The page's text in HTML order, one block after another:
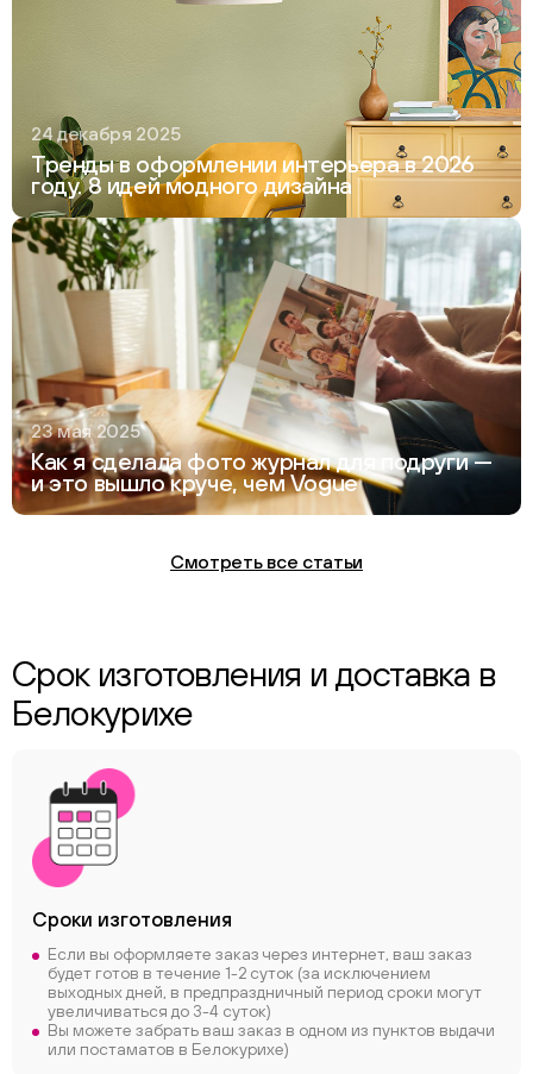
24 декабря 2025
Тренды в оформлении интерьера в 2026
году. 8 идей модного дизайна
23 мая 2025
Как я сделала фото журнал для подруги —
и это вышло круче, чем Vogue
Смотреть все статьи
Срок изготовления и доставка в
Белокурихе
Сроки изготовления
Если вы оформляете заказ через интернет, ваш заказ
будет готов в течение 1-2 суток (за исключением
выходных дней, в предпраздничный период сроки могут
увеличиваться до 3-4 суток)
Вы можете забрать ваш заказ в одном из пунктов выдачи
или постаматов в Белокурихе)